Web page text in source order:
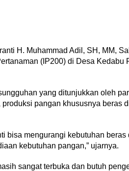
H. Muhammad Adil, SH, MM,
(IP200) di Desa Kedabu
yang ditunjukkan oleh
pangan khususnya beras
bisa mengurangi kebutuhan beras
kebutuhan pangan,” ujarnya.
sangat terbuka dan butuh